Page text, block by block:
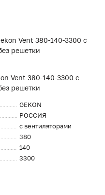
Vent 380-140-3300 с
решетки
GEKON
РОССИЯ
с вентиляторами
380
140
3300